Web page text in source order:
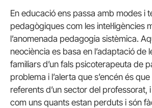
En educació ens passa amb modes i
pedagògiques com les intel·ligències
l’anomenada pedagogia sistèmica.
neociència es basa en l’adaptació de
familiars d’un fals psicoterapeuta de
problema i l’alerta que s’encén és
referents d’un sector del professorat,
com uns quants estan perduts i són